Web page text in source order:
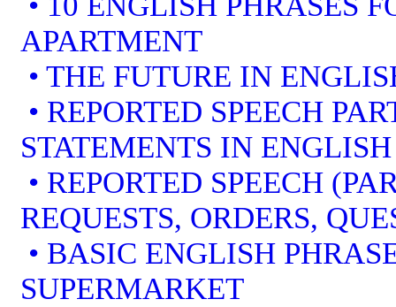
APARTMENT
• THE FUTURE IN
• REPORTED SPEECH
STATEMENTS IN ENGLISH
• REPORTED SPEECH
REQUESTS, ORDERS,
• BASIC ENGLISH
SUPERMARKET